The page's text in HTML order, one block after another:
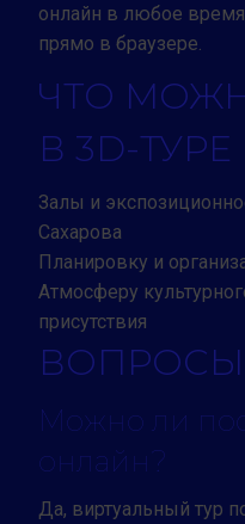
онлайн в любое
прямо в браузере.
ЧТО
В 3D-ТУРЕ
Залы и
Сахарова
Планировку и
Атмосферу
присутствия
ВОПРОСЫ
Можно ли
онлайн?
Да, виртуальный тур